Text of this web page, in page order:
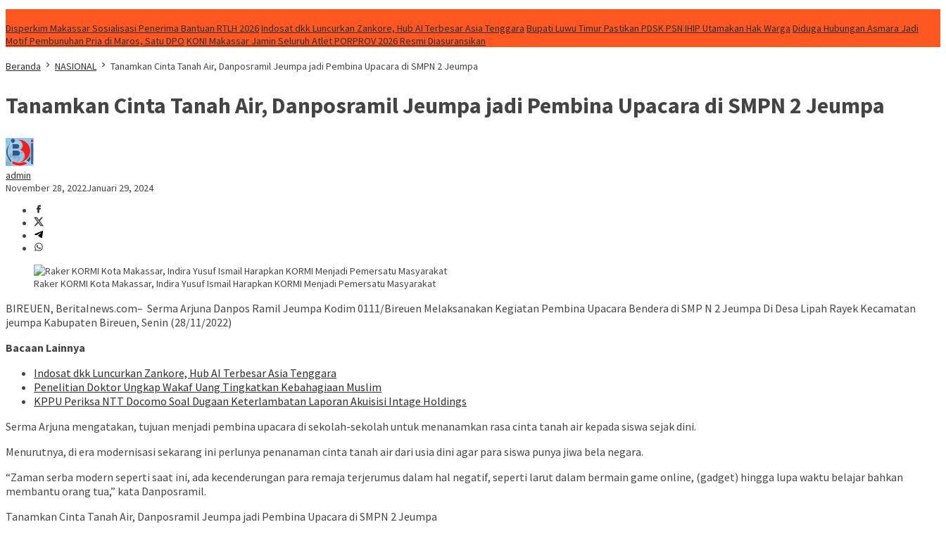
Disperkim Makassar Sosialisasi Penerima Bantuan RTLH 2026Indosat dkk Luncurkan Zankore, Hub AI Terbesar Asia Tenggara Bupati Luwu Timur Pastikan PDSK PSN IHIP Utamakan Hak Warga Diduga Hubungan Asmara Jadi
Motif Pembunuhan Pria di Maros, Satu DPO KONI Makassar Jamin Seluruh Atlet PORPROV 2026 Resmi Diasuransikan
Beranda
NASIONAL Tanamkan Cinta Tanah Air, Danposramil Jeumpa jadi Pembina Upacara di SMPN 2 Jeumpa
Tanamkan Cinta Tanah Air, Danposramil Jeumpa jadi Pembina Upacara di SMPN 2 Jeumpa
admin
November 28, 2022Januari 29, 2024
Raker KORMI Kota Makassar, Indira Yusuf Ismail Harapkan KORMI Menjadi Pemersatu Masyarakat
BIREUEN, BeritaInews.com– Serma Arjuna Danpos Ramil Jeumpa Kodim 0111/Bireuen Melaksanakan Kegiatan Pembina Upacara Bendera di SMP N 2 Jeumpa Di Desa Lipah Rayek Kecamatan
jeumpa Kabupaten Bireuen, Senin (28/11/2022)
Bacaan Lainnya
Indosat dkk Luncurkan Zankore, Hub AI Terbesar Asia Tenggara
Penelitian Doktor Ungkap Wakaf Uang Tingkatkan Kebahagiaan Muslim
KPPU Periksa NTT Docomo Soal Dugaan Keterlambatan Laporan Akuisisi Intage Holdings
Serma Arjuna mengatakan, tujuan menjadi pembina upacara di sekolah-sekolah untuk menanamkan rasa cinta tanah air kepada siswa sejak dini.
Menurutnya, di era modernisasi sekarang ini perlunya penanaman cinta tanah air dari usia dini agar para siswa punya jiwa bela negara.
“Zaman serba modern seperti saat ini, ada kecenderungan para remaja terjerumus dalam hal negatif, seperti larut dalam bermain game online, (gadget) hingga lupa waktu belajar bahkan
membantu orang tua,” kata Danposramil.
Tanamkan Cinta Tanah Air, Danposramil Jeumpa jadi Pembina Upacara di SMPN 2 Jeumpa